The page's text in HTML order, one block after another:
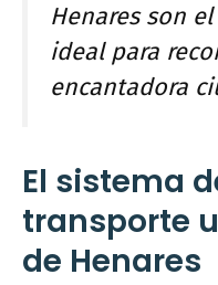
Henares son
ideal para
encantadora
El sistema
transporte
de Henares